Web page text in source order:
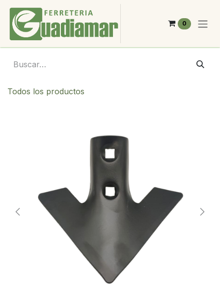
Ir al contenido
0
Todos los productos